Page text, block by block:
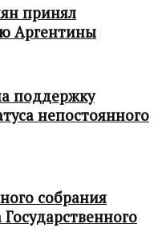
принял
Аргентины
поддержку
непостоянного
собрания